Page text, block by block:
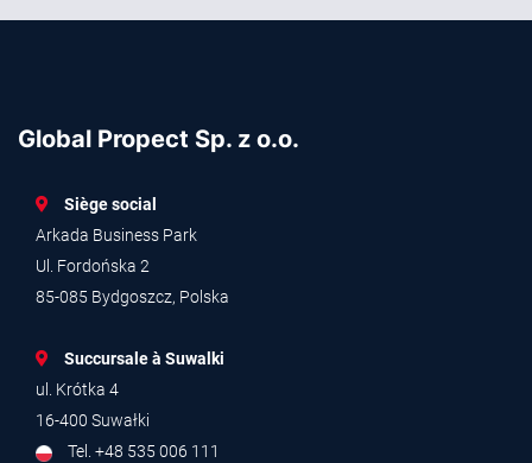
Global Propect Sp. z o.o.
Siège social
Arkada Business Park
Ul. Fordońska 2
85-085 Bydgoszcz, Polska
Succursale à Suwalki
ul. Krótka 4
16-400 Suwałki
Tel. +48 535 006 111